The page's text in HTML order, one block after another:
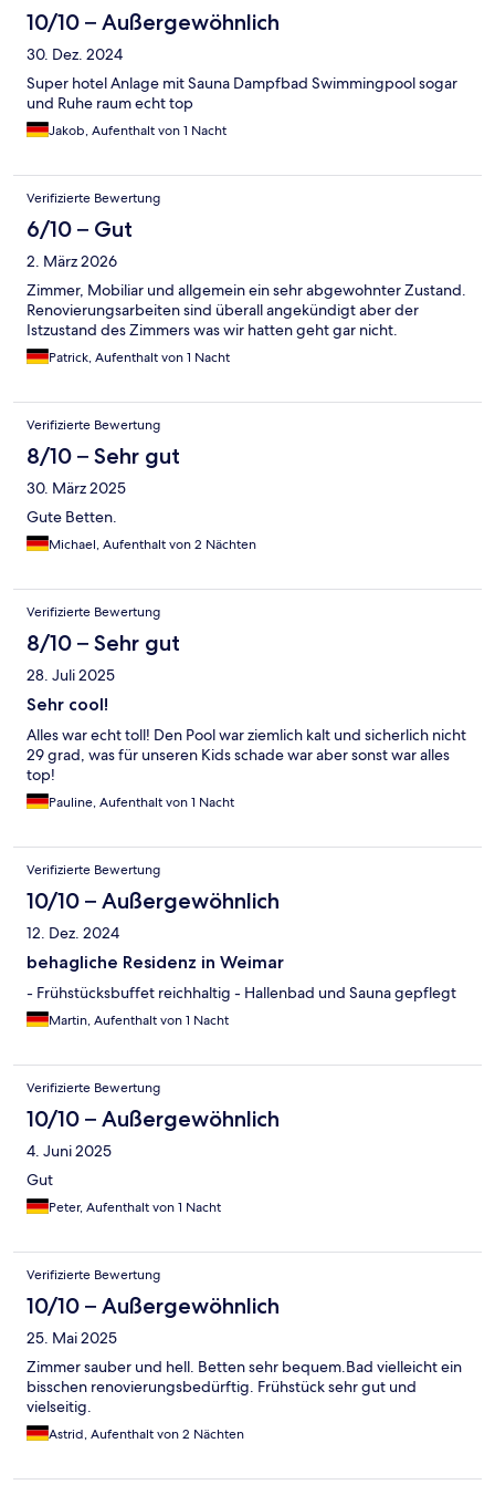
10/10 – Außergewöhnlich
30. Dez. 2024
Super hotel Anlage mit Sauna Dampfbad Swimmingpool sogar
und Ruhe raum echt top
Jakob, Aufenthalt von 1 Nacht
Verifizierte Bewertung
6/10 – Gut
2. März 2026
Zimmer, Mobiliar und allgemein ein sehr abgewohnter Zustand.
Renovierungsarbeiten sind überall angekündigt aber der
Istzustand des Zimmers was wir hatten geht gar nicht.
Patrick, Aufenthalt von 1 Nacht
Verifizierte Bewertung
8/10 – Sehr gut
30. März 2025
Gute Betten.
Michael, Aufenthalt von 2 Nächten
Verifizierte Bewertung
8/10 – Sehr gut
28. Juli 2025
Sehr cool!
Alles war echt toll! Den Pool war ziemlich kalt und sicherlich nicht
29 grad, was für unseren Kids schade war aber sonst war alles
top!
Pauline, Aufenthalt von 1 Nacht
Verifizierte Bewertung
10/10 – Außergewöhnlich
12. Dez. 2024
behagliche Residenz in Weimar
- Frühstücksbuffet reichhaltig - Hallenbad und Sauna gepflegt
Martin, Aufenthalt von 1 Nacht
Verifizierte Bewertung
10/10 – Außergewöhnlich
4. Juni 2025
Gut
Peter, Aufenthalt von 1 Nacht
Verifizierte Bewertung
10/10 – Außergewöhnlich
25. Mai 2025
Zimmer sauber und hell. Betten sehr bequem.Bad vielleicht ein
bisschen renovierungsbedürftig. Frühstück sehr gut und
vielseitig.
Astrid, Aufenthalt von 2 Nächten